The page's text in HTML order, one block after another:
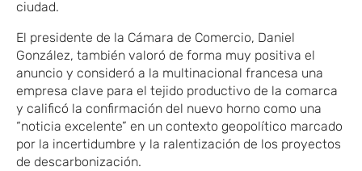
ciudad.
El presidente de la Cámara de Comercio, Daniel
González, también valoró de forma muy positiva el
anuncio ​ y consideró a la multinacional francesa una
empresa clave para el tejido productivo de la comarca
y calificó la confirmación del nuevo horno como una
“noticia excelente” en un contexto geopolítico marcado
por la incertidumbre y la ralentización de los proyectos
de descarbonización.